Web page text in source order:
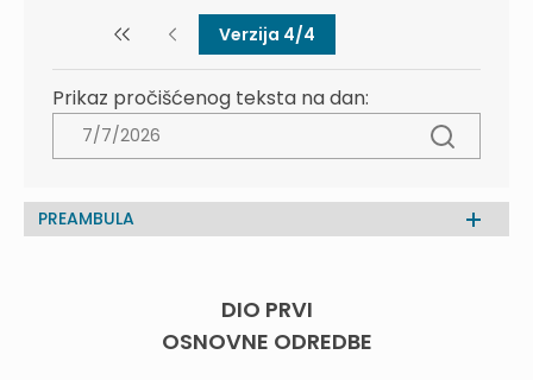
Verzija 4/4
Prikaz pročišćenog teksta na dan:
PREAMBULA
DIO PRVI
OSNOVNE ODREDBE